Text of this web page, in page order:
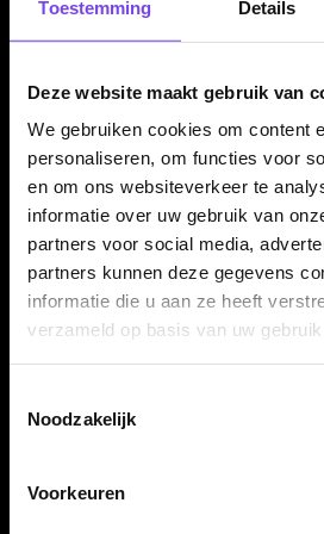
Toestemming Details
Deze website maakt gebruik van
We gebruiken cookies om content
personaliseren, om functies voor
en om ons websiteverkeer te
informatie over uw gebruik van
partners voor social media,
partners kunnen deze gegevens
informatie die u aan ze heeft
verzameld op basis van uw
Noodzakelijk
Voorkeuren
complete set dartpijlen. Ideaal als
Kenmerken van de Mission TUX
✓ Originele Mission TUX dart flights
✓ Standaard flightvorm
✓ Gemaakt van 100 micron materiaal
✓ Roze kleur
✓ Mission TUX design
✓ Te combineren met Mission F-